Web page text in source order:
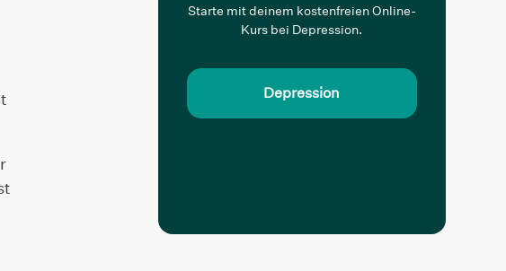
Starte mit deinem kostenfreien Online-
Kurs bei Depression.
Depression